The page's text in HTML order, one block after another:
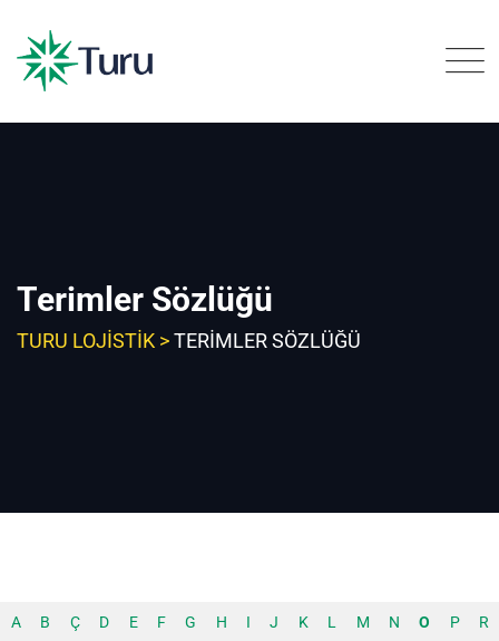
content
Terimler Sözlüğü
TURU LOJISTIK >TERIMLER SÖZLÜĞÜ
A B Ç D E F G H I J K L M N O P R